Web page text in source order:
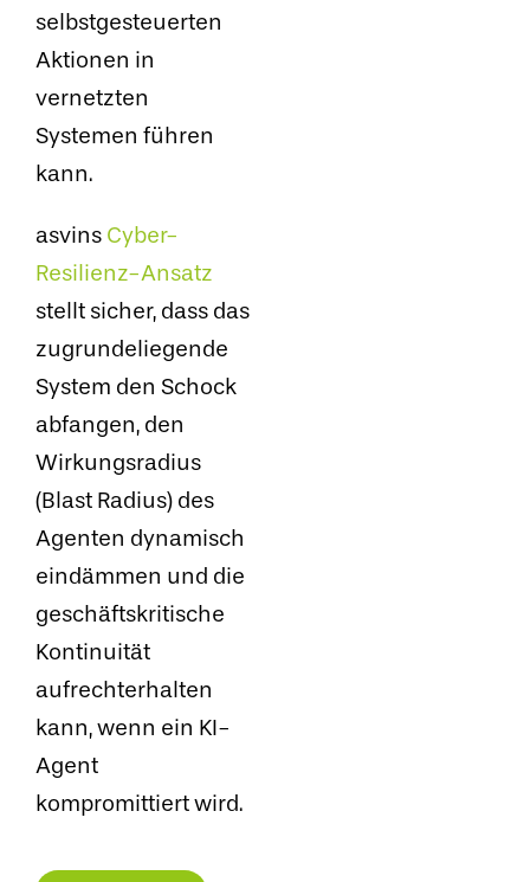
selbstgesteuerten
Aktionen in
vernetzten
Systemen führen
kann.
asvins Cyber-
Resilienz-Ansatz
stellt sicher, dass das
zugrundeliegende
System den Schock
abfangen, den
Wirkungsradius
(Blast Radius) des
Agenten dynamisch
eindämmen und die
geschäftskritische
Kontinuität
aufrechterhalten
kann, wenn ein KI-
Agent
kompromittiert wird.